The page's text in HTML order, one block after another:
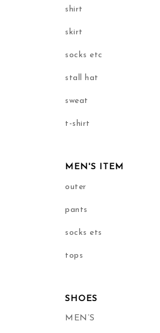
shirt
skirt
socks etc
stall hat
sweat
t-shirt
MEN'S ITEM
outer
pants
socks ets
tops
SHOES
MEN’S